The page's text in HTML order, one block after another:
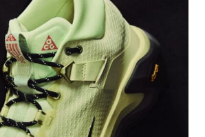
#FOCUS IT #AH.H
#FASHION #MUSIC #MOVIE
#SNEAKER #OUTDOOR
#HANDSOME HANDBOOK